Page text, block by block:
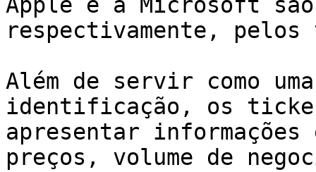
respectivamente,
Além de servir como
identificação, os
apresentar informações
preços, volume de